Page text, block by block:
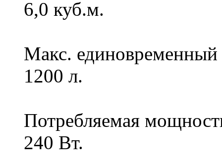
6,0 куб.м.
Макс. единовременный
1200 л.
Потребляемая
240 Вт.